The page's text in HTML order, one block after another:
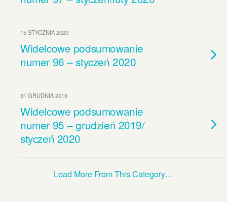
15 STYCZNIA 2020
Widelcowe podsumowanie
numer 96 – styczeń 2020
31 GRUDNIA 2019
Widelcowe podsumowanie
numer 95 – grudzień 2019/
styczeń 2020
Load More From This Category…